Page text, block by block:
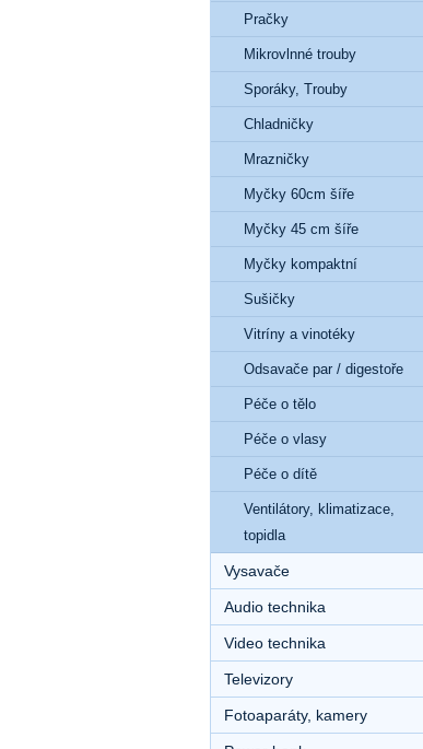
Pračky
Mikrovlnné trouby
Sporáky, Trouby
Chladničky
Mrazničky
Myčky 60cm šíře
Myčky 45 cm šíře
Myčky kompaktní
Sušičky
Vitríny a vinotéky
Odsavače par / digestoře
Péče o tělo
Péče o vlasy
Péče o dítě
Ventilátory, klimatizace,
topidla
Vysavače
Audio technika
Video technika
Televizory
Fotoaparáty, kamery